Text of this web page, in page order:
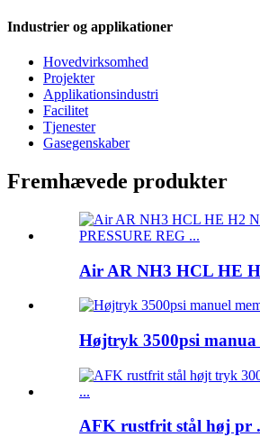
Industrier og applikationer
Hovedvirksomhed
Projekter
Applikationsindustri
Facilitet
Tjenester
Gasegenskaber
Fremhævede produkter
Air AR NH3 HCL HE
Højtryk 3500psi manua
AFK rustfrit stål høj pr